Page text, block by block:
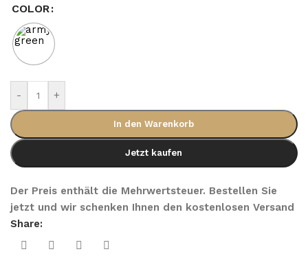
COLOR
- +
In den Warenkorb
Jetzt kaufen
Der Preis enthält die Mehrwertsteuer. Bestellen Sie
jetzt und wir schenken Ihnen den kostenlosen Versand
Share: